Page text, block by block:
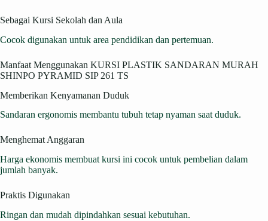
Sebagai Kursi Sekolah dan Aula
Cocok digunakan untuk area pendidikan dan pertemuan.
Manfaat Menggunakan KURSI PLASTIK SANDARAN MURAH
SHINPO PYRAMID SIP 261 TS
Memberikan Kenyamanan Duduk
Sandaran ergonomis membantu tubuh tetap nyaman saat duduk.
Menghemat Anggaran
Harga ekonomis membuat kursi ini cocok untuk pembelian dalam
jumlah banyak.
Praktis Digunakan
Ringan dan mudah dipindahkan sesuai kebutuhan.